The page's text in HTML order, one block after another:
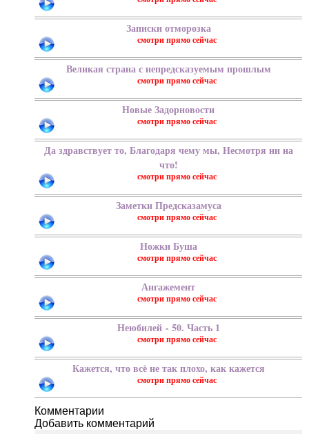
Записки отморозка
Великая страна с непредсказуемым прошлым
Новые Задорновости
Да здравствует то, Благодаря чему мы, Несмотря ни на
что!
Заметки Предсказамуса
Ножки Буша
Ангажемент
Неюбилей - 50. Часть 1
Кажется, что всё не так плохо, как кажется
Добавить комментарий